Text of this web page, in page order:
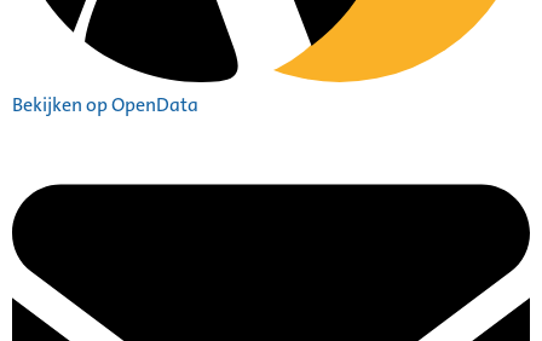
Bekijken op OpenData